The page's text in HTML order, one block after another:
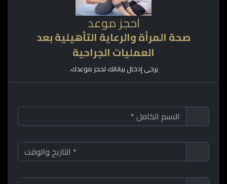
احجز موعد
صحة المرأة والرعاية التأهيلية بعد
العمليات الجراحية
يرجى إدخال بياناتك لحجز موعدك.